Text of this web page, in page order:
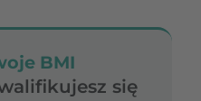
BMI
się